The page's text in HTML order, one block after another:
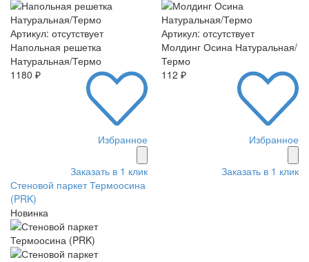
Артикул: отсутствует
Напольная решетка
Натуральная/Термо
1180 ₽
Избранное
Заказать в 1 клик
Артикул: отсутствует
Молдинг Осина Натуральная/
Термо
112 ₽
Избранное
Заказать в 1 клик
Стеновой паркет Термоосина
(PRK)
Новинка